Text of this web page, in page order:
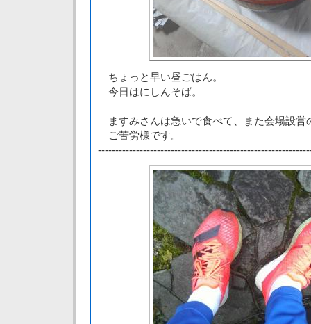
ちょっと早い昼ごはん。
今日はにしんそば。
ますみさんは急いで食べて、また会場設営
ご苦労様です。